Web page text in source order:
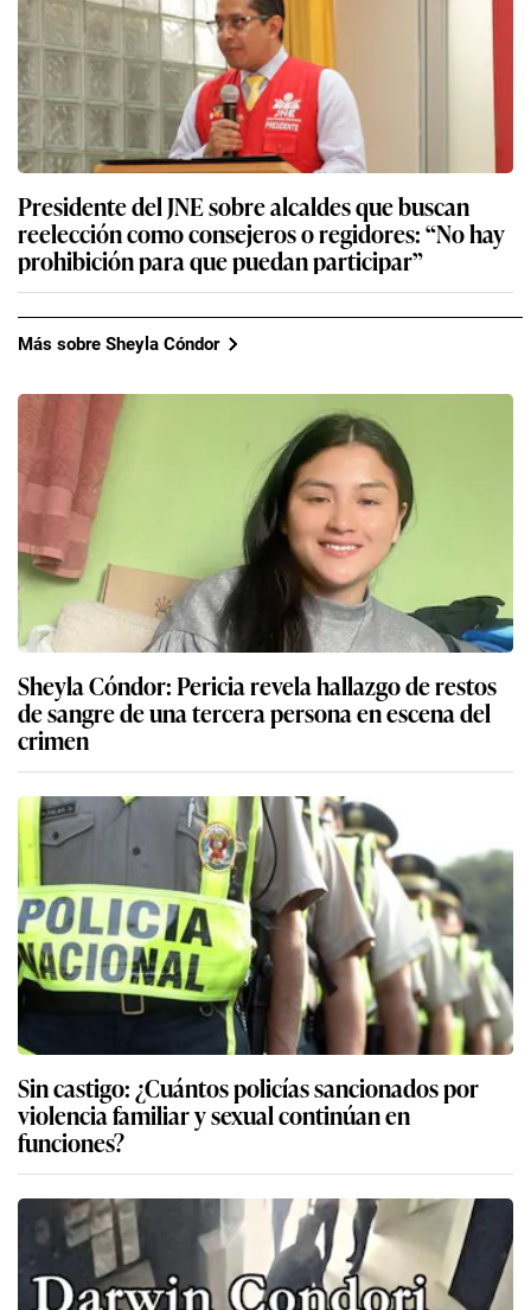
Presidente del JNE sobre alcaldes que buscan
reelección como consejeros o regidores: “No hay
prohibición para que puedan participar”
Más sobre Sheyla Cóndor
Sheyla Cóndor: Pericia revela hallazgo de restos
de sangre de una tercera persona en escena del
crimen
Sin castigo: ¿Cuántos policías sancionados por
violencia familiar y sexual continúan en
funciones?